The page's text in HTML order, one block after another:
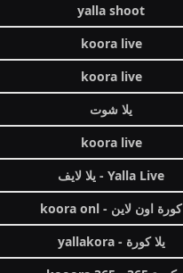
yalla shoot
koora live
koora live
يلا شوت
koora live
Yalla Live - يلا لايف
كورة اون لاين - koora onl
يلا كورة - yallakora